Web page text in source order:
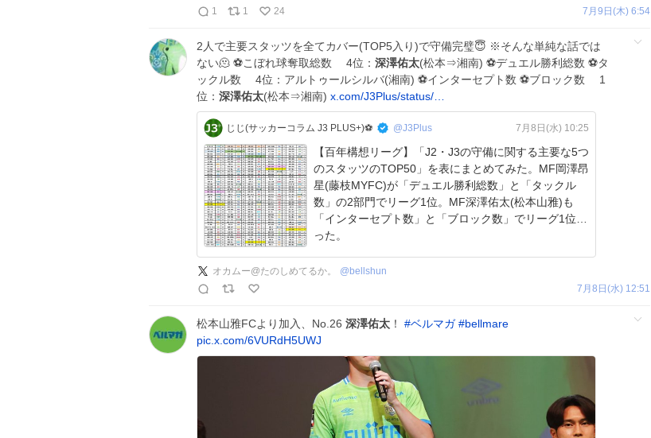
1
1 24 7月9日(木) 6:54
2人で主要スタッツを全てカバー(TOP5入り)で守備完璧😇 ※そんな単純な話では
ない🫠 ⚽️こぼれ球奪取総数 4位： 深澤佑太(松本⇒湘南) ⚽️デュエル勝利総数 ⚽️タ
ックル数 4位：アルトゥールシルバ(湘南) ⚽️インターセプト数 ⚽️ブロック数 1
位： 深澤佑太(松本⇒湘南) x.com/J3Plus/status/…
じじ(サッカーコラム J3 PLUS+)⚽️ @J3Plus 7月8日(水) 10:25
【百年構想リーグ】「J2・J3の守備に関する主要な5つ
のスタッツのTOP50」を表にまとめてみた。MF岡澤昂
星(藤枝MYFC)が「デュエル勝利総数」と「タックル
数」の2部門でリーグ1位。MF深澤佑太(松本山雅)も
「インターセプト数」と「ブロック数」でリーグ1位だ
った。
オカムー@たのしめてるか。 @ bellshun
7月8日(水) 12:51
松本山雅FCより加入、No.26 深澤佑太 ！ #ベルマガ #bellmare
pic.x.com/6VURdH5UWJ